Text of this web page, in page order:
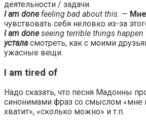
деятельности / задачи.
I am done feeling bad about this. —
чувствовать себя неловко из-за
I am doneseeing terrible things happen
устала смотреть, как с моими
ужасные вещи.
I am tired of
Надо сказать, что песня Мадонны
синонимами фраз со смыслом «мне
хватит», «сколько можно» и т.п.